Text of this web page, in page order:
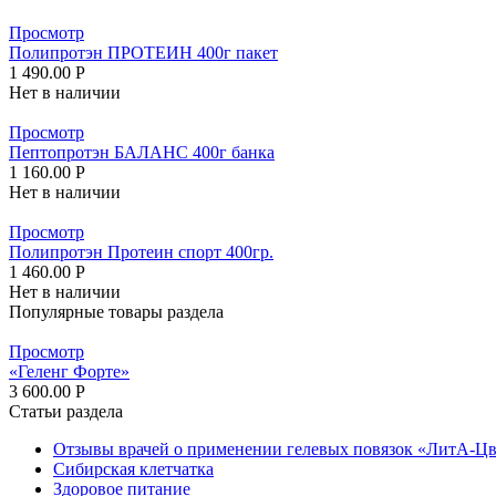
Просмотр
Полипротэн ПРОТЕИН 400г пакет
1 490.00 Р
Нет в наличии
Просмотр
Пептопротэн БАЛАНС 400г банка
1 160.00 Р
Нет в наличии
Просмотр
Полипротэн Протеин спорт 400гр.
1 460.00 Р
Нет в наличии
Популярные товары раздела
Просмотр
«Геленг Форте»
3 600.00 Р
Статьи раздела
Отзывы врачей о применении гелевых повязок «ЛитА-
Сибирская клетчатка
Здоровое питание